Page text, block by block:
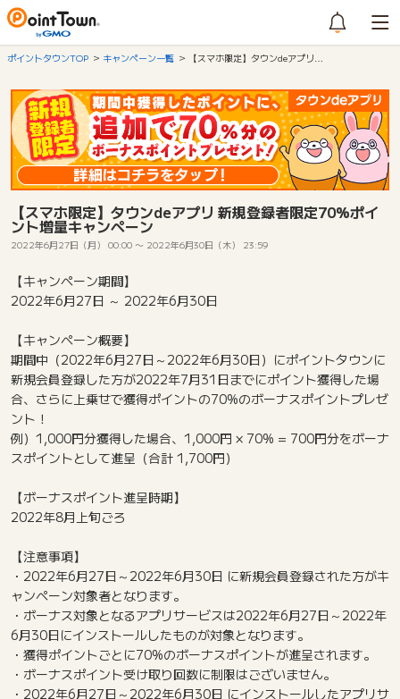
ポイントタウンTOP キャンペーン一覧 【スマホ限定】タウンdeアプリ…
【スマホ限定】タウンdeアプリ 新規登録者限定70%ポイ
ント増量キャンペーン
2022年6月27日（月） 00:00 〜 2022年6月30日（木） 23:59
【キャンペーン期間】
2022年6月27日 ～ 2022年6月30日
【キャンペーン概要】
期間中（2022年6月27日～2022年6月30日）にポイントタウンに
新規会員登録した方が2022年7月31日までにポイント獲得した場
合、さらに上乗せで獲得ポイントの70%のボーナスポイントプレゼ
ント！
例）1,000円分獲得した場合、1,000円 × 70% = 700円分をボーナ
スポイントとして進呈（合計 1,700円）
【ボーナスポイント進呈時期】
2022年8月上旬ごろ
【注意事項】
・2022年6月27日～2022年6月30日 に新規会員登録された方がキ
ャンペーン対象者となります。
・ボーナス対象となるアプリサービスは2022年6月27日～2022年
6月30日にインストールしたものが対象となります。
・獲得ポイントごとに70%のボーナスポイントが進呈されます。
・ボーナスポイント受け取り回数に制限はございません。
・2022年6月27日～2022年6月30日 にインストールしたアプリサ